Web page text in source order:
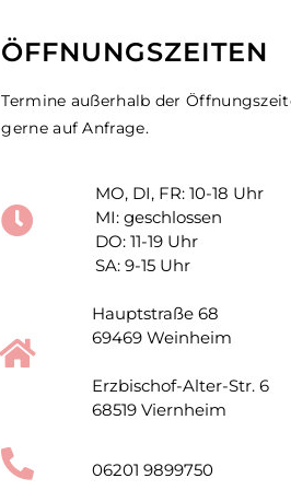
ÖFFNUNGSZEITEN
Termine außerhalb der
gerne auf Anfrage.
MO, DI, FR: 10-18 Uhr
MI: geschlossen
DO: 11-19 Uhr
SA: 9-15 Uhr
Hauptstraße 68
69469 Weinheim
Erzbischof-Alter-Str. 6
68519 Viernheim
06201 9899750